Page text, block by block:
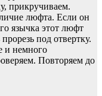
прикручиваем.
люфта. Если он
язычка этот люфт
под отвертку.
и немного
Повторяем до